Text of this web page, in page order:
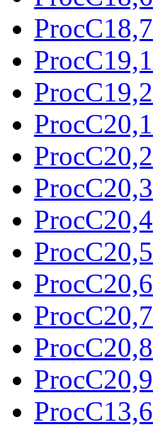
ProcC18,7
ProcC19,1
ProcC19,2
ProcC20,1
ProcC20,2
ProcC20,3
ProcC20,4
ProcC20,5
ProcC20,6
ProcC20,7
ProcC20,8
ProcC20,9
ProcC13,6